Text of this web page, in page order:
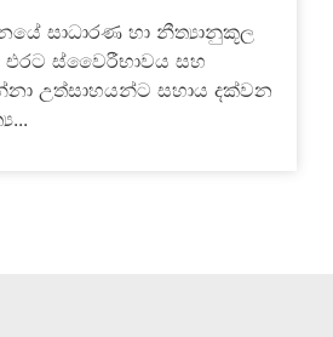
සාධාරණ හා නීත්‍යානුකූල
එරට ස්වෛරීභාවය සහ
උත්සාහයන්ට සහාය දක්වන